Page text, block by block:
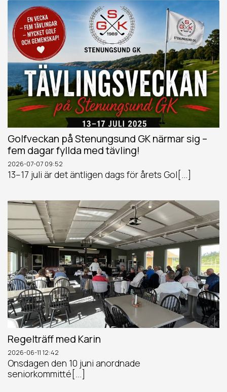
Golfveckan på Stenungsund GK närmar sig –
fem dagar fyllda med tävling!
2026-07-07 09:52
13–17 juli är det äntligen dags för årets Gol[...]
Regelträff med Karin
2026-06-11 12:42
Onsdagen den 10 juni anordnade
seniorkommitté[...]